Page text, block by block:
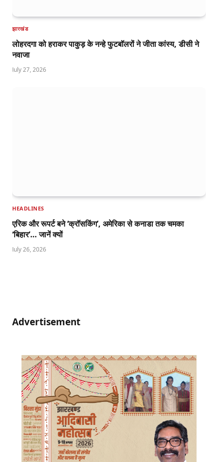
झारखंड
लोहरदगा को हराकर पाकुड़ के नन्हे फुटबॉलरों ने जीता कांस्य, डीसी ने
नवाजा
July 27, 2026
HEADLINES
एरिक और रूपर्ट बने ‘क्रॉसकिंग’, अमेरिका से कनाडा तक चमका
‘बिहार’… जानें क्यों
July 26, 2026
Advertisement